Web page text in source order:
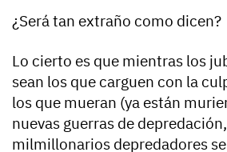
¿Será tan extraño como dicen?
Lo cierto es que mientras los
sean los que carguen con la
los que mueran (ya están
nuevas guerras de
milmillonarios depredadores